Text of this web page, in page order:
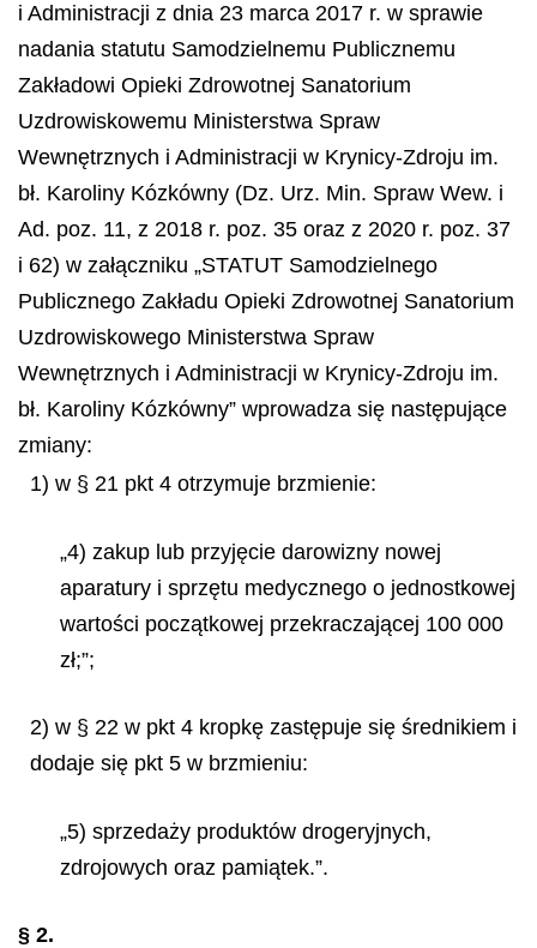
i Administracji z dnia 23 marca 2017 r. w sprawie
nadania statutu Samodzielnemu Publicznemu
Zakładowi Opieki Zdrowotnej Sanatorium
Uzdrowiskowemu Ministerstwa Spraw
Wewnętrznych i Administracji w Krynicy-Zdroju im.
bł. Karoliny Kózkówny (Dz. Urz. Min. Spraw Wew. i
Ad. poz. 11, z 2018 r. poz. 35 oraz z 2020 r. poz. 37
i 62) w załączniku „STATUT Samodzielnego
Publicznego Zakładu Opieki Zdrowotnej Sanatorium
Uzdrowiskowego Ministerstwa Spraw
Wewnętrznych i Administracji w Krynicy-Zdroju im.
bł. Karoliny Kózkówny” wprowadza się następujące
zmiany:
1) w § 21 pkt 4 otrzymuje brzmienie:
„4) zakup lub przyjęcie darowizny nowej
aparatury i sprzętu medycznego o jednostkowej
wartości początkowej przekraczającej 100 000
zł;”;
2) w § 22 w pkt 4 kropkę zastępuje się średnikiem i
dodaje się pkt 5 w brzmieniu:
„5) sprzedaży produktów drogeryjnych,
zdrojowych oraz pamiątek.”.
§ 2.